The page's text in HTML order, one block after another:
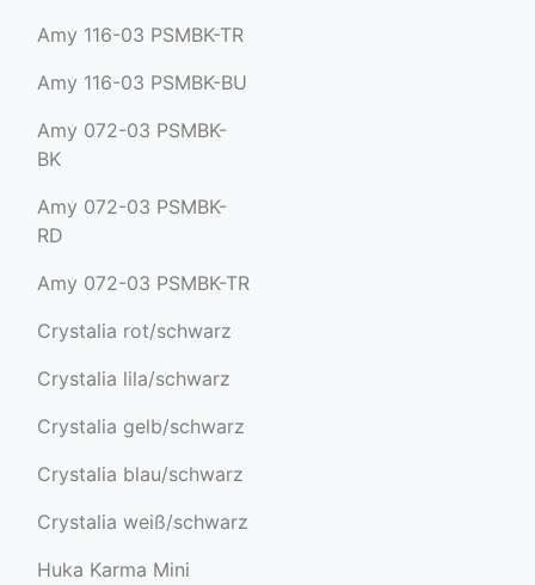
Amy 116-03 PSMBK-TR
Amy 116-03 PSMBK-BU
Amy 072-03 PSMBK-
BK
Amy 072-03 PSMBK-
RD
Amy 072-03 PSMBK-TR
Crystalia rot/schwarz
Crystalia lila/schwarz
Crystalia gelb/schwarz
Crystalia blau/schwarz
Crystalia weiß/schwarz
Huka Karma Mini